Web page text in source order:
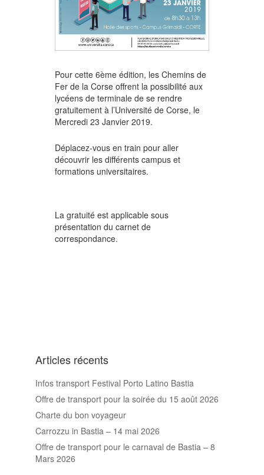
Pour cette 6ème édition, les Chemins de
Fer de la Corse offrent la possibilité aux
lycéens de terminale de se rendre
gratuitement à l’Université de Corse, le
Mercredi 23 Janvier 2019.
Déplacez-vous en train pour aller
découvrir les différents campus et
formations universitaires.
La gratuité est applicable sous
présentation du carnet de
correspondance.
Articles récents
Infos transport Festival Porto Latino Bastia
Offre de transport pour la soirée du 15 août 2026
Charte du bon voyageur
Carrozzu in Bastia – 14 mai 2026
Offre de transport pour le carnaval de Bastia – 8
Mars 2026